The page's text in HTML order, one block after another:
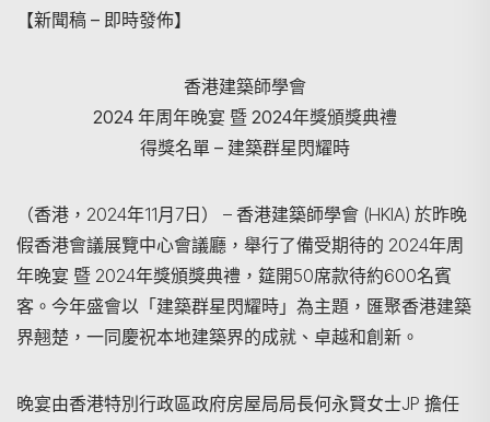
【新聞稿 – 即時發佈】
香港建築師學會
2024 年周年晚宴 暨 2024年獎頒獎典禮
得獎名單 – 建築群星閃耀時
（香港，2024年11月7日） – 香港建築師學會 (HKIA) 於昨晚
假香港會議展覽中心會議廳，舉行了備受期待的 2024年周
年晚宴 暨 2024年獎頒獎典禮，筵開50席款待約600名賓
客。今年盛會以「建築群星閃耀時」為主題，匯聚香港建築
界翹楚，一同慶祝本地建築界的成就、卓越和創新。
晚宴由香港特別行政區政府房屋局局長何永賢女士JP 擔任